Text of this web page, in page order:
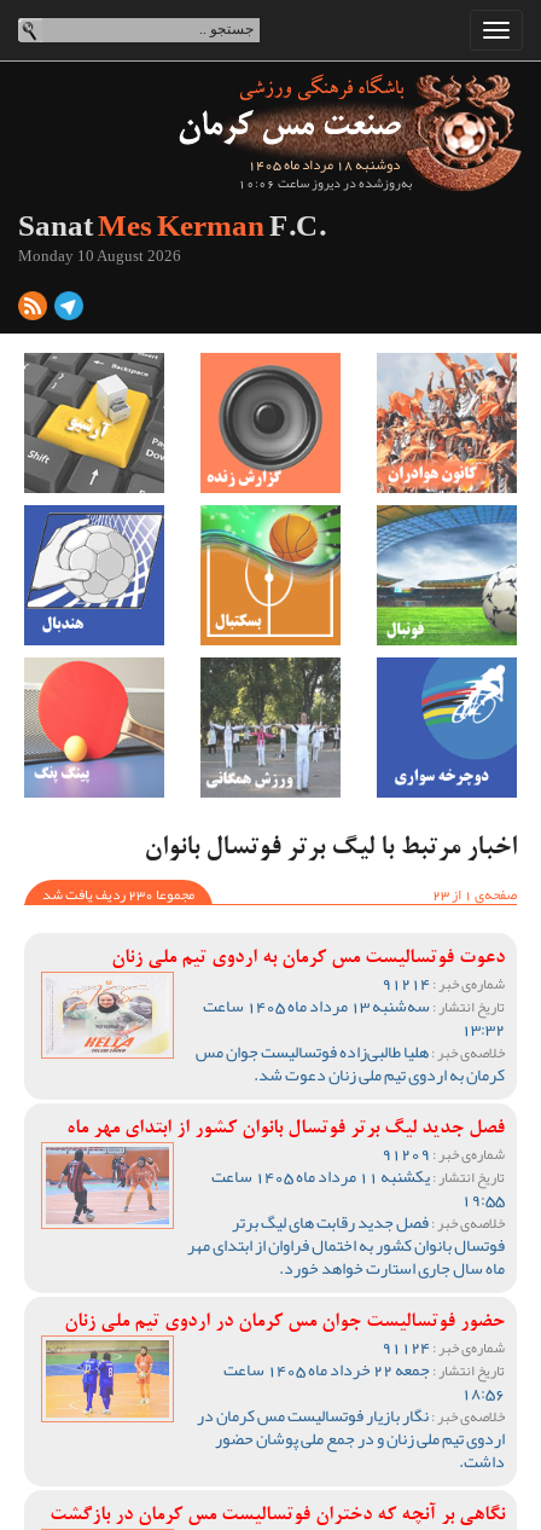
دوشنبه 18 مرداد ماه 1405
به‌روزشده در دیروز ساعت 10:06
SanatMes KermanF.C.
Monday 10 August 2026
اخبار مرتبط با لیگ برتر فوتسال بانوان
صفحه‌ی 1 از 23
مجموعا 230 ردیف یافت شد
دعوت فوتسالیست مس کرمان به اردوی تیم ملی زنان
شماره‌ی خبر :
تاریخ انتشار : سه‌شنبه 13 مرداد ماه 1405 ساعت
13:32
خلاصه‌ی خبر :هلیا طالبی‌زاده فوتسالیست جوان مس
کرمان به اردوی تیم ملی زنان دعوت شد.
فصل جدید لیگ برتر فوتسال بانوان کشور از ابتدای مهر ماه
شماره‌ی خبر :
تاریخ انتشار : یکشنبه 11 مرداد ماه 1405 ساعت
19:55
خلاصه‌ی خبر :فصل جدید رقابت های لیگ برتر
فوتسال بانوان کشور به اختمال فراوان از ابتدای مهر
ماه سال جاری استارت خواهد خورد.
حضور فوتسالیست جوان مس کرمان در اردوی تیم ملی زنان
شماره‌ی خبر :
تاریخ انتشار : جمعه 22 خرداد ماه 1405 ساعت
18:56
خلاصه‌ی خبر :نگار بازیار فوتسالیست مس کرمان در
اردوی تیم ملی زنان و در جمع ملی پوشان حضور
داشت.
نگاهی بر آنچه که دختران فوتسالیست مس کرمان در بازگشت